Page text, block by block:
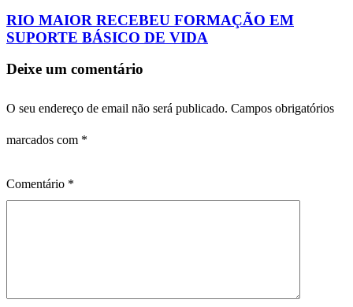
RIO MAIOR RECEBEU FORMAÇÃO EM
SUPORTE BÁSICO DE VIDA
Deixe um comentário
O seu endereço de email não será publicado. Campos obrigatórios
marcados com *
Comentário *